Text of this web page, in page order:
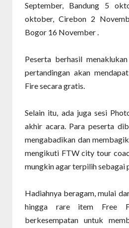
September, Bandung 5
oktober, Cirebon 2
Bogor 16 November .
Peserta berhasil
pertandingan akan
Fire secara gratis.
Selain itu, ada juga sesi
akhir acara. Para peserta
mengabadikan dan
mengikuti FTW city tour
mungkin agar terpilih sebagai
Hadiahnya beragam, mulai
hingga rare item Free
berkesempatan untuk